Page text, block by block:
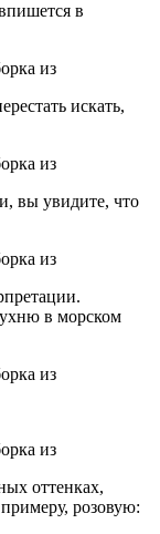
в
искать,
вы увидите, что
в морском
оттенках,
розовую: